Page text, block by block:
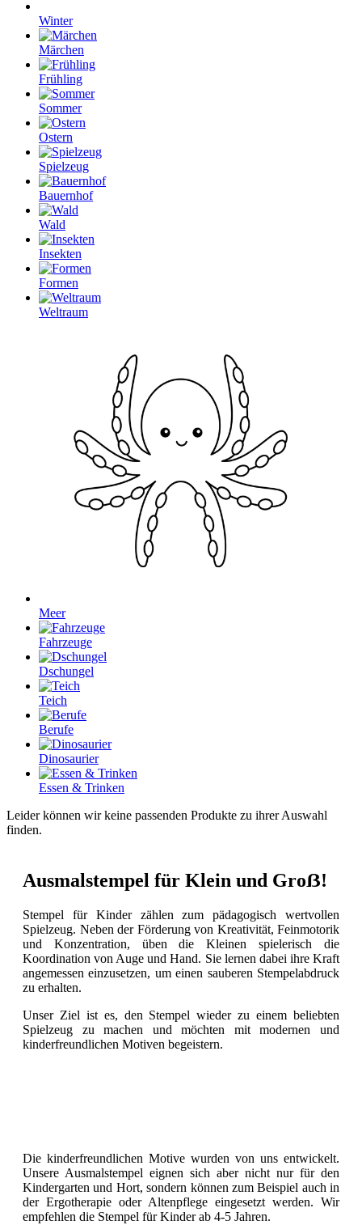
Winter
Märchen
Frühling
Sommer
Ostern
Spielzeug
Bauernhof
Wald
Insekten
Formen
Weltraum
Meer
Fahrzeuge
Dschungel
Teich
Berufe
Dinosaurier
Essen & Trinken
Leider können wir keine passenden Produkte zu ihrer Auswahl
finden.
Ausmalstempel für Klein und Groẞ!
Stempel für Kinder zählen zum pädagogisch wertvollen
Spielzeug. Neben der Förderung von Kreativität, Feinmotorik
und Konzentration, üben die Kleinen spielerisch die
Koordination von Auge und Hand. Sie lernen dabei ihre Kraft
angemessen einzusetzen, um einen sauberen Stempelabdruck
zu erhalten.
Unser Ziel ist es, den Stempel wieder zu einem beliebten
Spielzeug zu machen und möchten mit modernen und
kinderfreundlichen Motiven begeistern.
Die kinderfreundlichen Motive wurden von uns entwickelt.
Unsere Ausmalstempel eignen sich aber nicht nur für den
Kindergarten und Hort, sondern können zum Beispiel auch in
der Ergotherapie oder Altenpflege eingesetzt werden. Wir
empfehlen die Stempel für Kinder ab 4-5 Jahren.